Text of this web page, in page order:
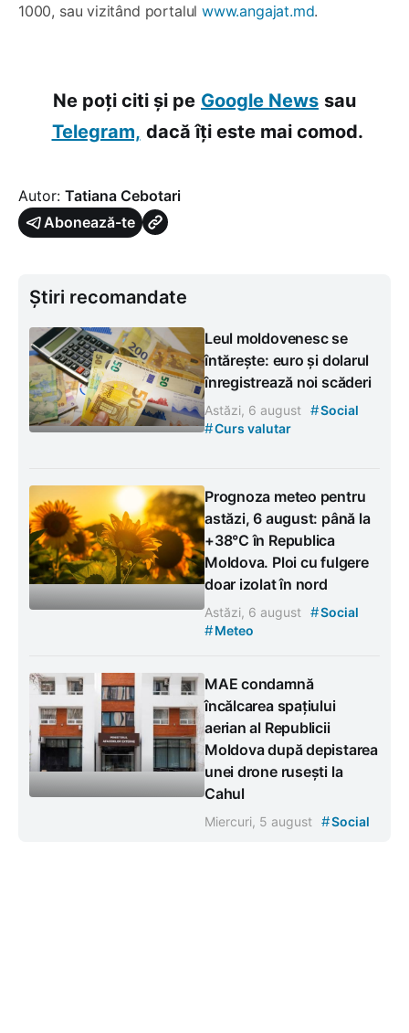
1000, sau vizitând portalul www.angajat.md.
Ne poți citi și pe Google News sau
Telegram, dacă îți este mai comod.
Autor: Tatiana Cebotari
Abonează-te
Știri recomandate
Leul moldovenesc se
întărește: euro și dolarul
înregistrează noi scăderi
Astăzi, 6 august #Social
#Curs valutar
Prognoza meteo pentru
astăzi, 6 august: până la
+38°C în Republica
Moldova. Ploi cu fulgere
doar izolat în nord
Astăzi, 6 august #Social
#Meteo
MAE condamnă
încălcarea spațiului
aerian al Republicii
Moldova după depistarea
unei drone rusești la
Cahul
Miercuri, 5 august #Social